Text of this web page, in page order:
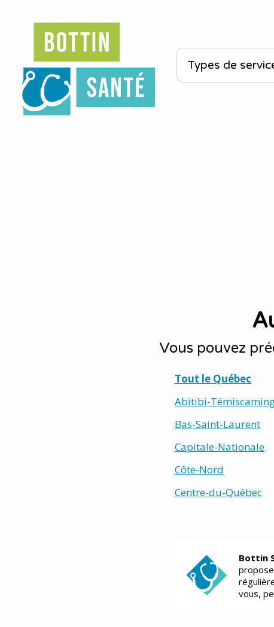
Vous pouvez
Tout le Québec
Abitibi-
Bas-Saint-Laurent
Capitale-Nationale
Côte-Nord
Centre-du-Québec
Bottin
vous,